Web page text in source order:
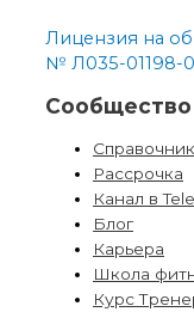
Лицензия на
№ Л035-01198-
Сообщество
Рассрочка
Канал в
Блог
Карьера
Школа
Курс